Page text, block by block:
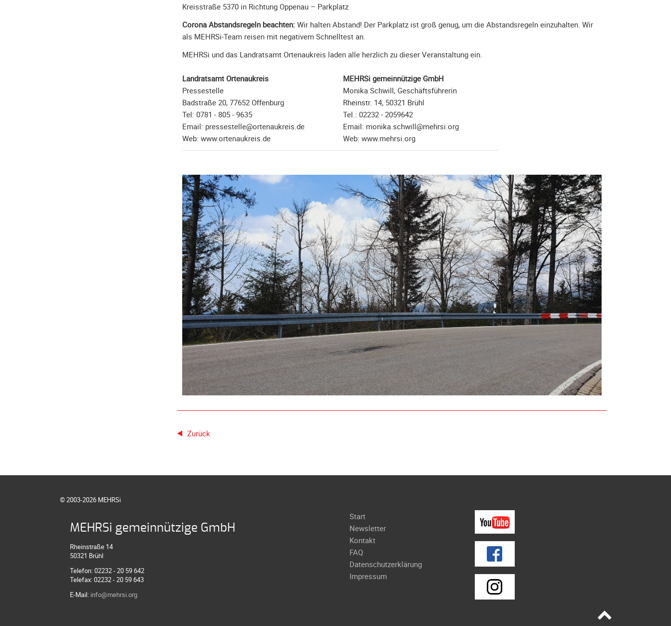
Kreisstraße 5370 in Richtung Oppenau – Parkplatz
Corona Abstandsregeln beachten: Wir halten Abstand! Der Parkplatz ist groß genug, um die Abstandsregeln einzuhalten. Wir
als MEHRSi-Team reisen mit negativem Schnelltest an.
MEHRSi und das Landratsamt Ortenaukreis laden alle herzlich zu dieser Veranstaltung ein.
Landratsamt Ortenaukreis
Pressestelle
Badstraße 20, 77652 Offenburg
Tel: 0781 - 805 - 9635
Email: pressestelle@ortenaukreis.de
Web: www.ortenaukreis.de
MEHRSi gemeinnützige GmbH
Monika Schwill, Geschäftsführerin
Rheinstr. 14, 50321 Brühl
Tel.: 02232 - 2059642
Email: monika.schwill@mehrsi.org
Web: www.mehrsi.org
Zurück
© 2003-2026 MEHRSi
MEHRSi gemeinnützige GmbH
Rheinstraße 14
50321 Brühl
Telefon: 02232 - 20 59 642
Telefax: 02232 - 20 59 643
E-Mail: info@mehrsi.org
Navigation
überspringen
Start
Newsletter
Kontakt
FAQ
Datenschutzerklärung
Impressum